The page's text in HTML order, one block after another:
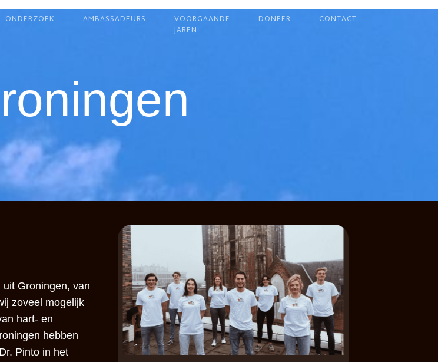
ONDERZOEK AMBASSADEURS
VOORGAANDE
JAREN
DONEER CONTACT
Groningen, van
zoveel mogelijk
hart- en
hebben
Pinto in het